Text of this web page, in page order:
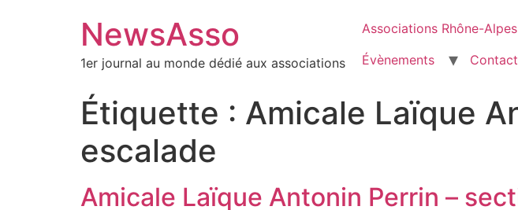
NewsAsso
1er journal au monde dédié aux associations
Associations Rhône-Alpes
Évènements
Contact
Étiquette : Amicale Laïque
escalade
Amicale Laïque Antonin Perrin –